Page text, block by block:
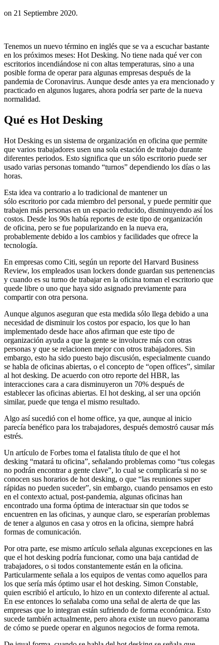
on 21 Septiembre 2020.
Tenemos un nuevo término en inglés que se va a escuchar bastante
en los próximos meses: Hot Desking. No tiene nada qué ver con
escritorios incendiándose ni con altas temperaturas, sino a una
posible forma de operar para algunas empresas después de la
pandemia de Coronavirus. Aunque desde antes ya era mencionado y
practicado en algunos lugares, ahora podría ser parte de la nueva
normalidad.
Qué es Hot Desking
Hot Desking es un sistema de organización en oficina que permite
que varios trabajadores usen una sola estación de trabajo durante
diferentes periodos. Esto significa que un sólo escritorio puede ser
usado varias personas tomando “turnos” dependiendo los días o las
horas.
Esta idea va contrario a lo tradicional de mantener un
sólo escritorio por cada miembro del personal, y puede permitir que
trabajen más personas en un espacio reducido, disminuyendo así los
costos. Desde los 90s había reportes de este tipo de organización
de oficina, pero se fue popularizando en la nueva era,
probablemente debido a los cambios y facilidades que ofrece la
tecnología.
En empresas como Citi, según un reporte del Harvard Business
Review, los empleados usan lockers donde guardan sus pertenencias
y cuando es su turno de trabajar en la oficina toman el escritorio que
quede libre o uno que haya sido asignado previamente para
compartir con otra persona.
Aunque algunos aseguran que esta medida sólo llega debido a una
necesidad de disminuir los costos por espacio, los que lo han
implementado desde hace años afirman que este tipo de
organización ayuda a que la gente se involucre más con otras
personas y que se relacionen mejor con otros trabajadores. Sin
embargo, esto ha sido puesto bajo discusión, especialmente cuando
se habla de oficinas abiertas, o el concepto de “open offices”, similar
al hot desking. De acuerdo con otro reporte del HBR, las
interacciones cara a cara disminuyeron un 70% después de
establecer las oficinas abiertas. El hot desking, al ser una opción
similar, puede que tenga el mismo resultado.
Algo así sucedió con el home office, ya que, aunque al inicio
parecía benéfico para los trabajadores, después demostró causar más
estrés.
Un artículo de Forbes toma el fatalista título de que el hot
desking “matará tu oficina”, señalando problemas como “tus colegas
no podrán encontrar a gente clave”, lo cual se complicaría si no se
conocen sus horarios de hot desking, o que “las reuniones super
rápidas no pueden suceder”, sin embargo, cuando pensamos en esto
en el contexto actual, post-pandemia, algunas oficinas han
encontrado una forma óptima de interactuar sin que todos se
encuentren en las oficinas, y aunque claro, se esperarían problemas
de tener a algunos en casa y otros en la oficina, siempre habrá
formas de comunicación.
Por otra parte, ese mismo artículo señala algunas excepciones en las
que el hot desking podría funcionar, como una baja cantidad de
trabajadores, o si todos constantemente están en la oficina.
Particularmente señala a los equipos de ventas como aquellos para
los que sería más óptimo usar el hot desking. Simon Constable,
quien escribió el artículo, lo hizo en un contexto diferente al actual.
En ese entonces lo señalaba como una señal de alerta de que las
empresas que lo integran están sufriendo de forma económica. Esto
sucede también actualmente, pero ahora existe un nuevo panorama
de cómo se puede operar en algunos negocios de forma remota.